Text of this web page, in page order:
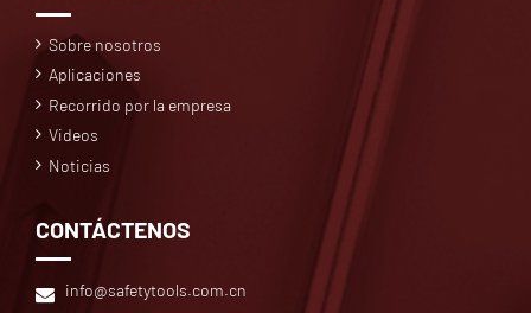
Sobre nosotros
Aplicaciones
Recorrido por la empresa
Videos
Noticias
CONTÁCTENOS
info@safetytools.com.cn